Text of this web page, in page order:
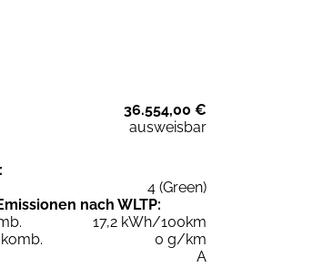
36.554,00 €
ausweisbar
4 (Green)
nach WLTP:
17,2 kWh/100km
0 g/km
A